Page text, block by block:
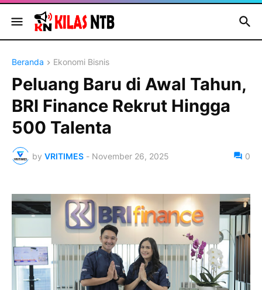
Beranda Ekonomi Bisnis
Peluang Baru di Awal Tahun,
BRI Finance Rekrut Hingga
500 Talenta
by VRITIMES - November 26, 2025 0